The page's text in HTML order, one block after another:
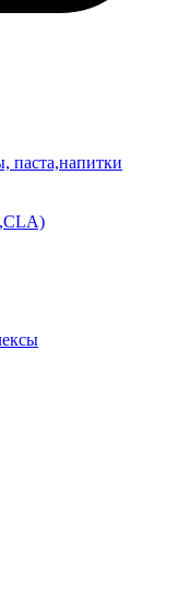
паста,напитки